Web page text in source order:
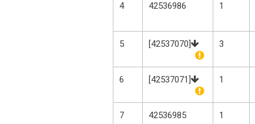
4 42536986 1
5 [42537070] 3
6 [42537071] 1
7 42536985 1